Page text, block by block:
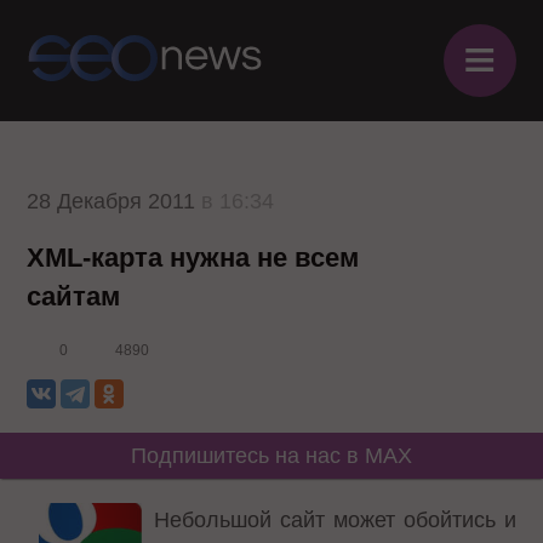
≡
28 Декабря 2011
XML-карта нужна не всем
сайтам
0 4890
Подпишитесь на нас в MAX
Небольшой сайт может обойтись и